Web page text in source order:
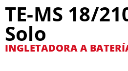
TE-MS 18/
Solo
INGLETADORA A